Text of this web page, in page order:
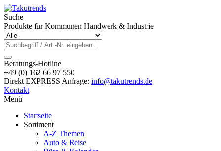
Suche
Produkte für Kommunen Handwerk & Industrie
Beratungs-Hotline
+49 (0) 162 66 97 550
Direkt EXPRESS Anfrage: info@takutrends.de
Kontakt
Menü
Startseite
Sortiment
A-Z Themen
Auto & Reise